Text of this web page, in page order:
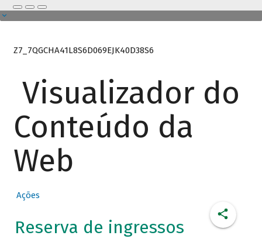
Z7_7QGCHA41L8S6D069EJK40D38S6
Visualizador do
Conteúdo da
Web
Ações
Reserva de ingressos